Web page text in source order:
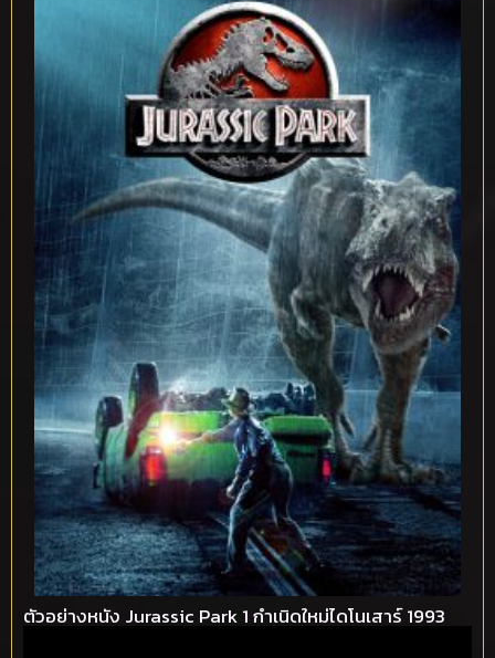
ตัวอย่างหนัง Jurassic Park 1 กำเนิดใหม่ไดโนเสาร์ 1993